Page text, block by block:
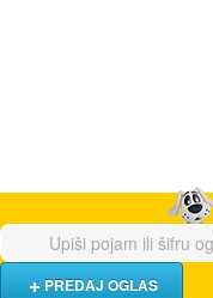
PREDAJ OGLAS